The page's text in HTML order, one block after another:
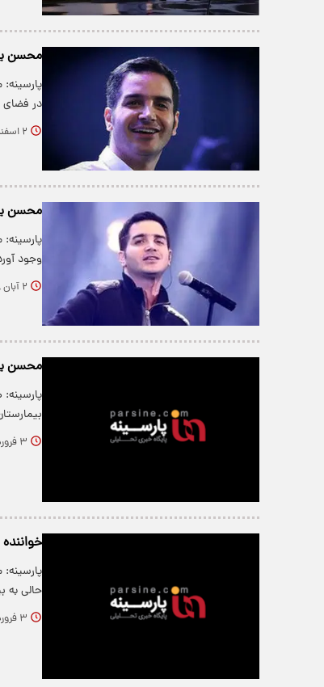
محسن
در فضای
۲ اسفند ۱۳۹۸
محسن
وجود
۲ آبان ۱۳۹۸
محسن
۳ فروردین ۱۳۹۷
حالی به
۳ فروردین ۱۳۹۷